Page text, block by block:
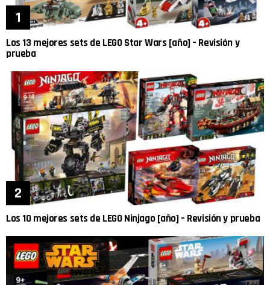
Los 13 mejores sets de LEGO Star Wars [año] – Revisión y
prueba
Los 10 mejores sets de LEGO Ninjago [año] – Revisión y prueba